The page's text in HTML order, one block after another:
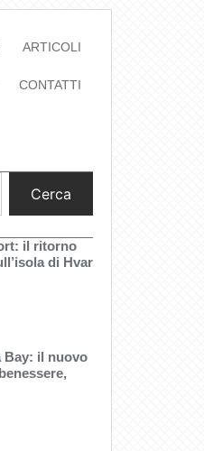
ARTICOLI
CONTATTI
Cerca
il ritorno
di Hvar
Bay: il nuovo